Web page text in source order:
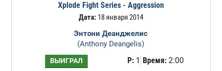
Xplode Fight Series - Aggression
Дата:18 января 2014
Энтони Деанджелис
(Anthony Deangelis)
ВЫИГРАЛ Р:1 Время:2:00